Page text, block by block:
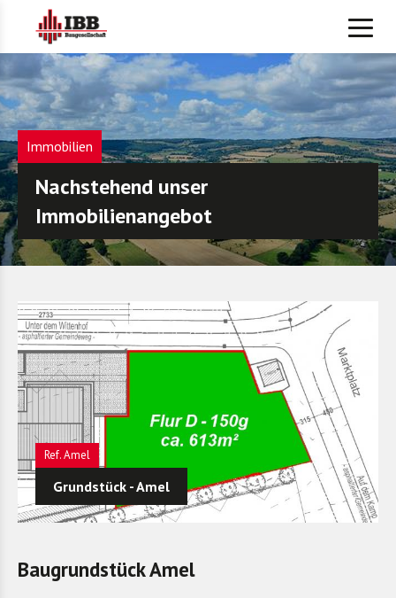
Immobilien
Nachstehend unser
Immobilienangebot
Amel
Grundstück - Amel
Baugrundstück Amel